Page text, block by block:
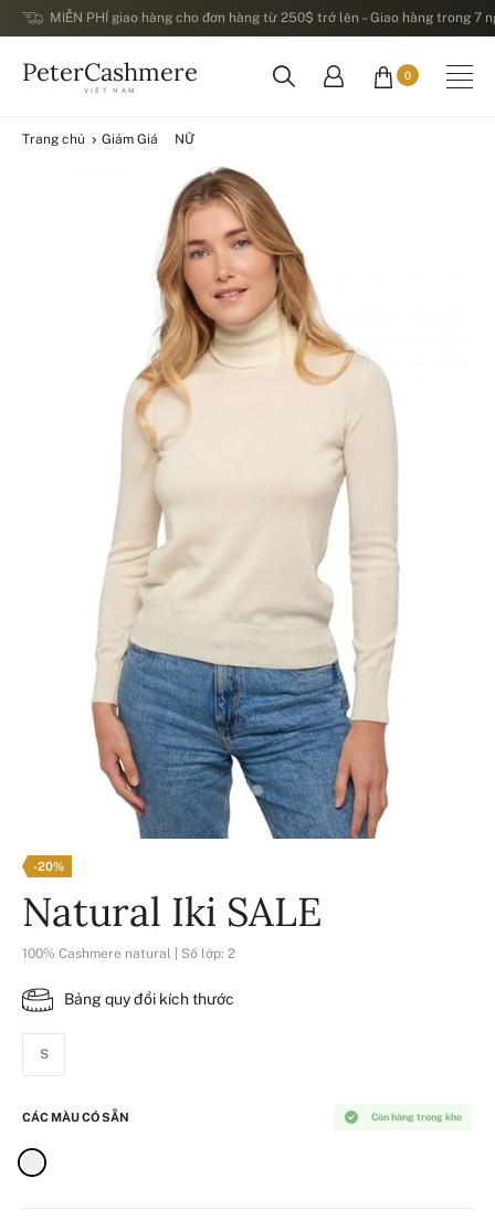
MIỄN PHÍ giao hàng cho đơn hàng từ 250$ trở lên – Giao hàng trong 7
PeterCashmere
VIỆT NAM
0
Trang chủ Giảm Giá NỮ
-20%
Natural Iki SALE
100% Cashmere natural | Số lớp: 2
Bảng quy đổi kích thước
S
Còn hàng trong kho
CÁC MÀU CÓ SẴN